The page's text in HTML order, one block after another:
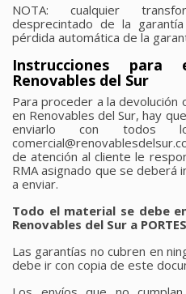
NOTA: cualquier
desprecintado de la
pérdida automática de la
Instrucciones para
Renovables del Sur
Para proceder a la
en Renovables del Sur, hay
enviarlo con todos
de atención al cliente le
RMA asignado que se deberá
a enviar.
Todo el material se debe
Renovables del Sur a
Las garantías no cubren en
debe ir con copia de este